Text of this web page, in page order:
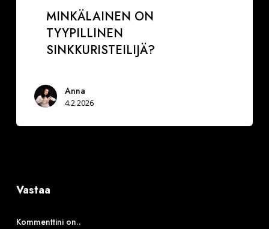
MINKÄLAINEN ON
TYYPILLINEN
SINKKURISTEILIJÄ?
Anna
4.2.2026
Vastaa
Kommenttini on..